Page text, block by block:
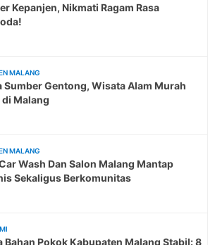
Kepanjen, Nikmati Ragam Rasa
MALANG
Sumber Gentong, Wisata Alam Murah
Malang
MALANG
Wash Dan Salon Malang Mantap
Sekaligus Berkomunitas
Bahan Pokok Kabupaten Malang Stabil: 8